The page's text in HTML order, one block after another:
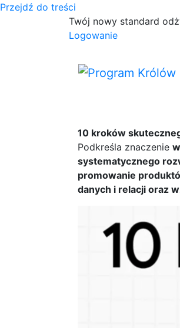
Przejdź do treści
Twój nowy standard
Logowanie
10 kroków
Podkreśla znaczenie
systematycznego
promowanie
danych i relacji oraz